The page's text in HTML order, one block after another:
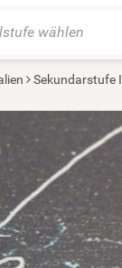
wählen
Sekundarstufe I